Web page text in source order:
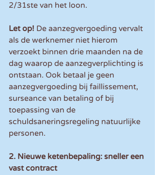
2/31ste van het loon.
Let op! De aanzegvergoeding vervalt
als de werknemer niet hierom
verzoekt binnen drie maanden na de
dag waarop de aanzegverplichting is
ontstaan. Ook betaal je geen
aanzegvergoeding bij faillissement,
surseance van betaling of bij
toepassing van de
schuldsaneringsregeling natuurlijke
personen.
2. Nieuwe ketenbepaling: sneller een
vast contract